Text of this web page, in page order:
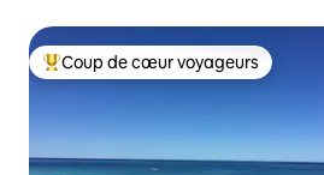
Coup de cœur voyageurs parmi les
Coup de cœur voyageurs